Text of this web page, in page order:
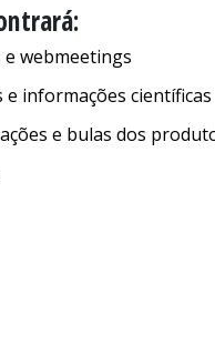
e webmeetings
e informações científicas
e bulas dos